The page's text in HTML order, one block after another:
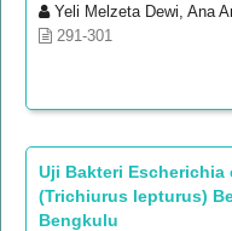
Yeli Melzeta Dewi, Ana
291-301
Uji Bakteri
(Trichiurus lepturus)
Bengkulu